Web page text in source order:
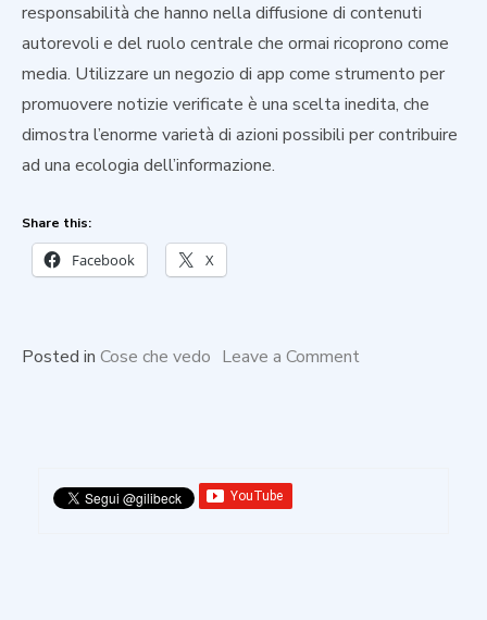
responsabilità che hanno nella diffusione di contenuti
autorevoli e del ruolo centrale che ormai ricoprono come
media. Utilizzare un negozio di app come strumento per
promuovere notizie verificate è una scelta inedita, che
dimostra l’enorme varietà di azioni possibili per contribuire
ad una ecologia dell’informazione.
Share this:
Facebook X
Posted in Cose che vedo Leave a Commenton